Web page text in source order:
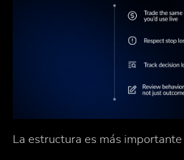
La estructura es más